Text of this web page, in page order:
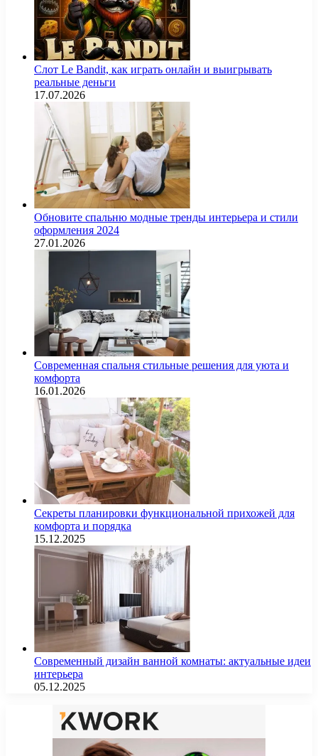
Слот Le Bandit, как играть онлайн и выигрывать
реальные деньги
17.07.2026
Обновите спальню модные тренды интерьера и стили
оформления 2024
27.01.2026
Современная спальня стильные решения для уюта и
комфорта
16.01.2026
Секреты планировки функциональной прихожей для
комфорта и порядка
15.12.2025
Современный дизайн ванной комнаты: актуальные идеи
интерьера
05.12.2025